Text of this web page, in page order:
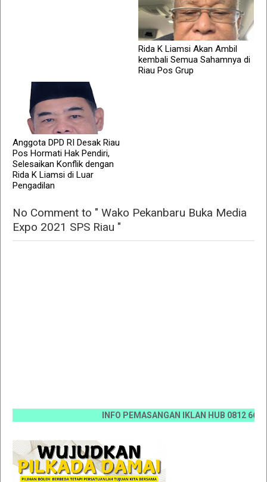
Rida K Liamsi Akan Ambil
kembali Semua Sahamnya di
Riau Pos Grup
Anggota DPD RI Desak Riau
Pos Hormati Hak Pendiri,
Selesaikan Konflik dengan
Rida K Liamsi di Luar
Pengadilan
No Comment to " Wako Pekanbaru Buka Media
Expo 2021 SPS Riau "
INFO PEMASANGAN IKLAN HUB 0812 6670